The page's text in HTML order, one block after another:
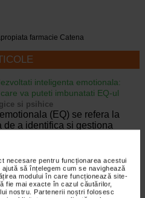
necesare pentru funcționarea acestui
să înțelegem cum se navighează
modului în care funcționează site-
fie mai exacte în cazul căutărilor,
nostru. Partenerii noștri folosesc
farmacie Catena
inteligenta emotionala:
va puteti imbunatati EQ-ul
si psihice
(EQ) se refera la
de a identifica si gestiona
spune ca inteligenta
abilitati:…
6 august 2026
factori declansatori si solutii